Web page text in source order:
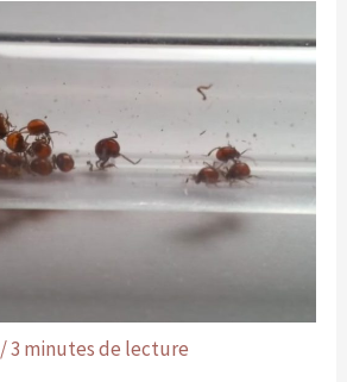
/3 minutes de lecture